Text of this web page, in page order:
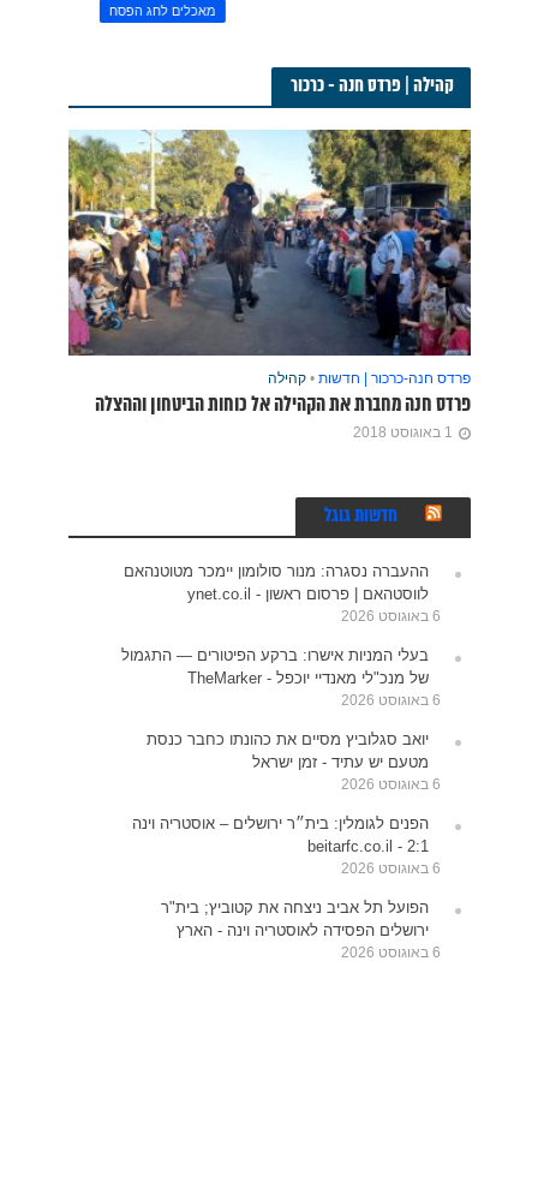
מאכלים לחג הפסח
קהילה | פרדס חנה - כרכור
פרדס חנה-כרכור | חדשות • קהילה
פרדס חנה מחברת את הקהילה אל כוחות הביטחון וההצלה
1 באוגוסט 2018
חדשות גוגל
ההעברה נסגרה: מנור סולומון יימכר מטוטנהאם
לווסטהאם | פרסום ראשון - ynet.co.il
6 באוגוסט 2026
בעלי המניות אישרו: ברקע הפיטורים — התגמול
של מנכ"לי מאנדיי יוכפל - TheMarker
6 באוגוסט 2026
יואב סגלוביץ מסיים את כהונתו כחבר כנסת
מטעם יש עתיד - זמן ישראל
6 באוגוסט 2026
הפנים לגומלין: בית״ר ירושלים – אוסטריה וינה
2:1 - beitarfc.co.il
6 באוגוסט 2026
הפועל תל אביב ניצחה את קטוביץ; בית"ר
ירושלים הפסידה לאוסטריה וינה - הארץ
6 באוגוסט 2026